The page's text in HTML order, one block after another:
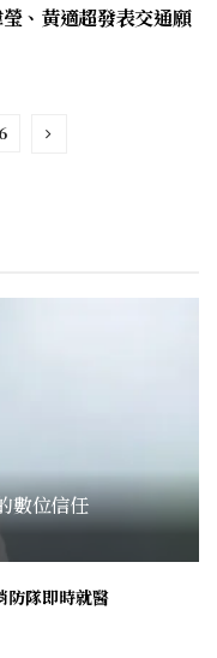
、黃適超發表交通願
數位信任
防隊即時就醫